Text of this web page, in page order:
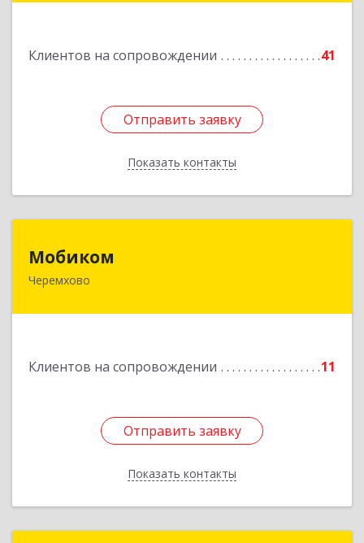
Клиентов на сопровождении 41
Отправить заявку
Показать контакты
Отправить заявку
Назад
Мобиком
Черемхово
Клиентов на сопровождении 11
Отправить заявку
Показать контакты
Отправить заявку
Назад